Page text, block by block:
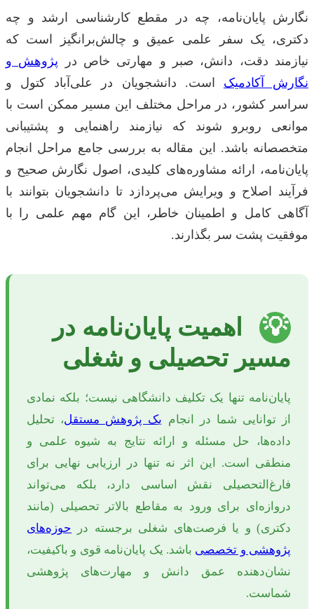
نگارش پایان‌نامه، چه در مقطع کارشناسی ارشد و چه
دکتری، یک سفر علمی عمیق و چالش‌برانگیز است که
نیازمند دقت، دانش، صبر و مهارتی خاص در پژوهش و
نگارش آکادمیک است. دانشجویان در علی‌آباد کتول و
سراسر کشور، در مراحل مختلف این مسیر ممکن است با
موانعی روبرو شوند که نیازمند راهنمایی و پشتیبانی
متخصصانه باشد. این مقاله به بررسی جامع مراحل انجام
پایان‌نامه، ارائه مشاوره‌های کلیدی، اصول نگارش صحیح و
فرآیند اصلاح و ویرایش می‌پردازد تا دانشجویان بتوانند با
آگاهی کامل و اطمینان خاطر، این گام مهم علمی را با
موفقیت پشت سر بگذارند.
💡
اهمیت پایان‌نامه در
مسیر تحصیلی و شغلی
پایان‌نامه تنها یک تکلیف دانشگاهی نیست؛ بلکه نمادی
از توانایی شما در انجام یک پژوهش مستقل، تحلیل
داده‌ها، حل مسئله و ارائه نتایج به شیوه علمی و
منطقی است. این اثر نه تنها در ارزیابی نهایی برای
فارغ‌التحصیلی نقش اساسی دارد، بلکه می‌تواند
دروازه‌ای برای ورود به مقاطع بالاتر تحصیلی (مانند
دکتری) و یا فرصت‌های شغلی برجسته در حوزه‌های
پژوهشی و تخصصی باشد. یک پایان‌نامه قوی و باکیفیت،
نشان‌دهنده عمق دانش و مهارت‌های پژوهشی
شماست.